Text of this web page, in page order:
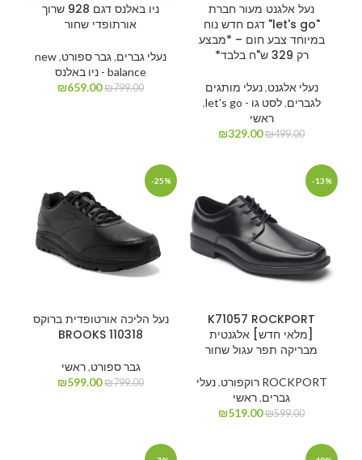
נעל אלגנט מעור חברת
"let's go" דגם חדש נוח
במיוחד צבע חום – *מבצע
רק 329 ש"ח בלבד*
נעלי אלגנט,נעלי מותגים
לגברים,לסט גו - let's go
,
ראשי
₪499.00
₪329.00
ניו באלנס דגם 928 שרוך
אורתופדי שחור
נעלי גברים,גבר ספורט,
new
balance - ניו באלנס
₪799.00
₪659.00
-13%
K71057 ROCKPORT
[מלאי חדש] אלגנטית
מבריקה תפר עגול שחור
ROCKPORT רוקפורט ,נעלי
גברים,ראשי
₪599.00
₪519.00
-25%
נעל הליכה אורטופדית ברוקס
BROOKS 110318
גבר ספורט,ראשי
₪799.00
₪599.00